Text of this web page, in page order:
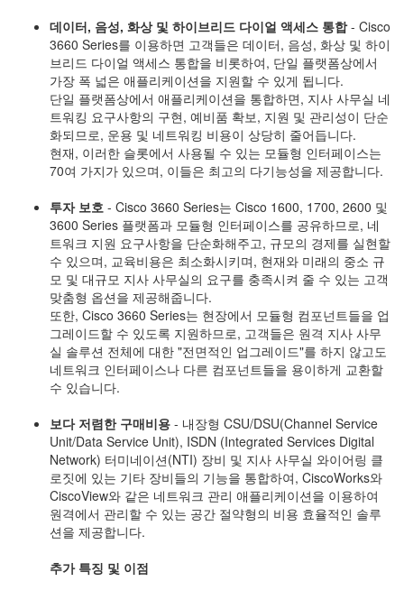
데이터, 음성, 화상 및 하이브리드 다이얼 액세스 통합- Cisco
3660 Series를 이용하면 고객들은 데이터, 음성, 화상 및 하이
브리드 다이얼 액세스 통합을 비롯하여, 단일 플랫폼상에서
가장 폭 넓은 애플리케이션을 지원할 수 있게 됩니다.
단일 플랫폼상에서 애플리케이션을 통합하면, 지사 사무실 네
트워킹 요구사항의 구현, 예비품 확보, 지원 및 관리성이 단순
화되므로, 운용 및 네트워킹 비용이 상당히 줄어듭니다.
현재, 이러한 슬롯에서 사용될 수 있는 모듈형 인터페이스는
70여 가지가 있으며, 이들은 최고의 다기능성을 제공합니다.
투자 보호 - Cisco 3660 Series는 Cisco 1600, 1700, 2600 및
3600 Series 플랫폼과 모듈형 인터페이스를 공유하므로, 네
트워크 지원 요구사항을 단순화해주고, 규모의 경제를 실현할
수 있으며, 교육비용은 최소화시키며, 현재와 미래의 중소 규
모 및 대규모 지사 사무실의 요구를 충족시켜 줄 수 있는 고객
맞춤형 옵션을 제공해줍니다.
또한, Cisco 3660 Series는 현장에서 모듈형 컴포넌트들을 업
그레이드할 수 있도록 지원하므로, 고객들은 원격 지사 사무
실 솔루션 전체에 대한 "전면적인 업그레이드"를 하지 않고도
네트워크 인터페이스나 다른 컴포넌트들을 용이하게 교환할
수 있습니다.
보다 저렴한 구매비용 - 내장형 CSU/DSU(Channel Service
Unit/Data Service Unit), ISDN (Integrated Services Digital
Network) 터미네이션(NTI) 장비 및 지사 사무실 와이어링 클
로짓에 있는 기타 장비들의 기능을 통합하여, CiscoWorks와
CiscoView와 같은 네트워크 관리 애플리케이션을 이용하여
원격에서 관리할 수 있는 공간 절약형의 비용 효율적인 솔루
션을 제공합니다.
추가 특징 및 이점